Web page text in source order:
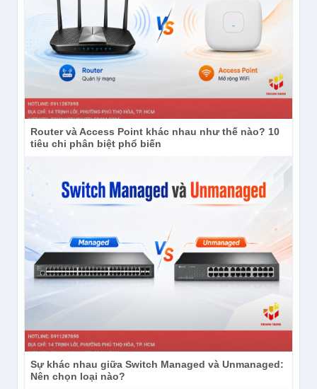
Router và Access Point khác nhau như thế nào? 10
tiêu chi phân biệt phổ biến
Sự khác nhau giữa Switch Managed và Unmanaged:
Nên chọn loại nào?